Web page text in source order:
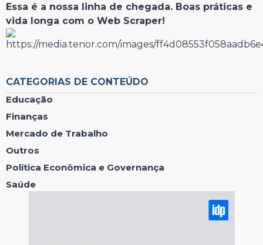
Essa é a nossa linha de chegada. Boas práticas e
vida longa com o Web Scraper!
CATEGORIAS DE CONTEÚDO
Educação
Finanças
Mercado de Trabalho
Outros
Política Econômica e Governança
Saúde